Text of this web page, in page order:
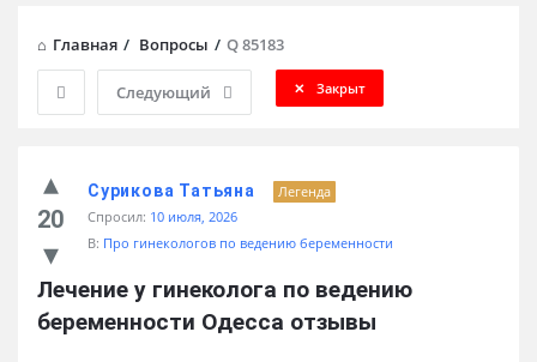
Главная / Вопросы / Q 85183
Следующий Закрыт
20
Сурикова Татьяна
Легенда
Спросил: 10 июля, 2026
В: Про гинекологов по ведению беременности
Лечение у гинеколога по ведению
беременности Одесса отзывы